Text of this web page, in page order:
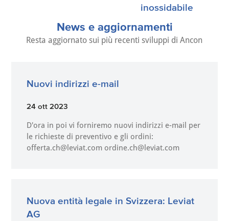
inossidabile
News e aggiornamenti
Resta aggiornato sui più recenti sviluppi di Ancon
Nuovi indirizzi e-mail
24 ott 2023
D'ora in poi vi forniremo nuovi indirizzi e-mail per
le richieste di preventivo e gli ordini:
offerta.ch@leviat.com ordine.ch@leviat.com
Nuova entità legale in Svizzera: Leviat
AG